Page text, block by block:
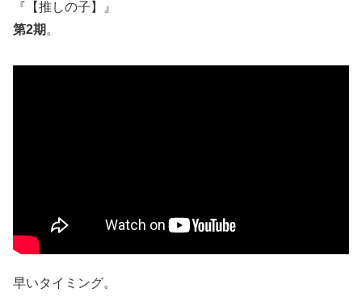
『【推しの子】』
第2期 。
早いタイミング。